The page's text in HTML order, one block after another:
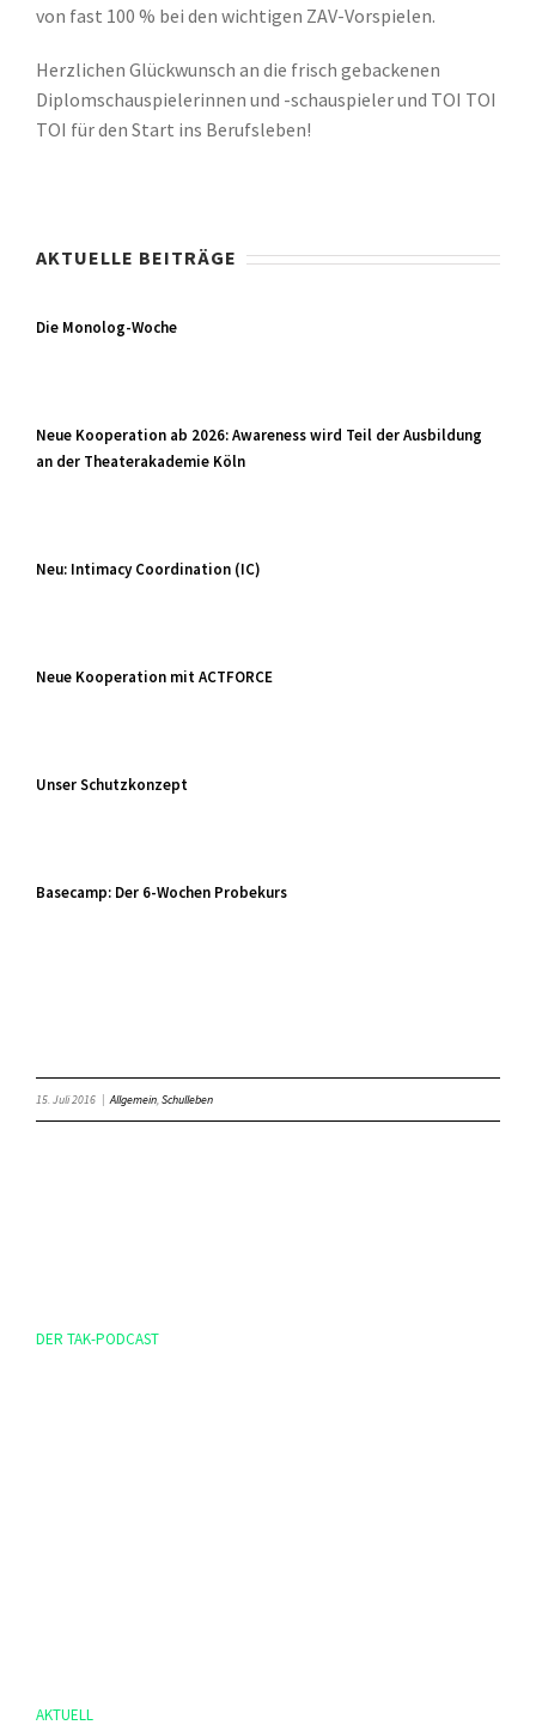
von fast 100 % bei den wichtigen ZAV-Vorspielen.
Herzlichen Glückwunsch an die frisch gebackenen
Diplomschauspielerinnen und -schauspieler und TOI TOI
TOI für den Start ins Berufsleben!
AKTUELLE BEITRÄGE
Die Monolog-Woche
Neue Kooperation ab 2026: Awareness wird Teil der Ausbildung
an der Theaterakademie Köln
Neu: Intimacy Coordination (IC)
Neue Kooperation mit ACTFORCE
Unser Schutzkonzept
Basecamp: Der 6-Wochen Probekurs
15. Juli 2016 Allgemein,Schulleben
DER TAK-PODCAST
AKTUELL